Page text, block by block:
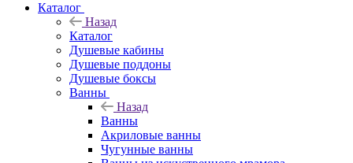
Каталог
Назад
Каталог
Душевые кабины
Душевые поддоны
Душевые боксы
Ванны
Назад
Ванны
Акриловые ванны
Чугунные ванны